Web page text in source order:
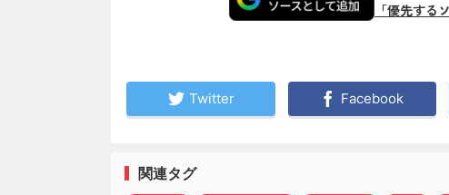
「優先する
Twitter Facebook
関連タグ